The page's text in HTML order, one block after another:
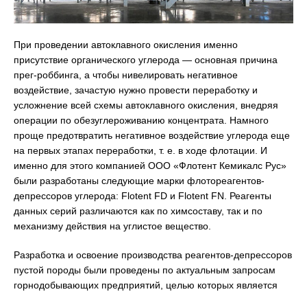
При проведении автоклавного окисления именно
присутствие органического углерода — основная причина
прег-роббинга, а чтобы нивелировать негативное
воздействие, зачастую нужно провести переработку и
усложнение всей схемы автоклавного окисления, внедряя
операции по обезуглероживанию концентрата. Намного
проще предотвратить негативное воздействие углерода еще
на первых этапах переработки, т. е. в ходе флотации. И
именно для этого компанией ООО «Флотент Кемикалс Рус»
были разработаны следующие марки флотореагентов-
депрессоров углерода: Flotent FD и Flotent FN. Реагенты
данных серий различаются как по химсоставу, так и по
механизму действия на углистое вещество.
Разработка и освоение производства реагентов-депрессоров
пустой породы были проведены по актуальным запросам
горнодобывающих предприятий, целью которых является